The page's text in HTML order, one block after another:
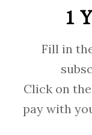
1
Fill in
Click on the
pay with